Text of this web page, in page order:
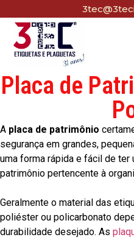
Placa de
A placa de patrimônio
segurança em grandes,
uma forma rápida e fácil de
patrimônio pertencente à
Geralmente o material das
poliéster ou policarbonato
durabilidade desejado. As